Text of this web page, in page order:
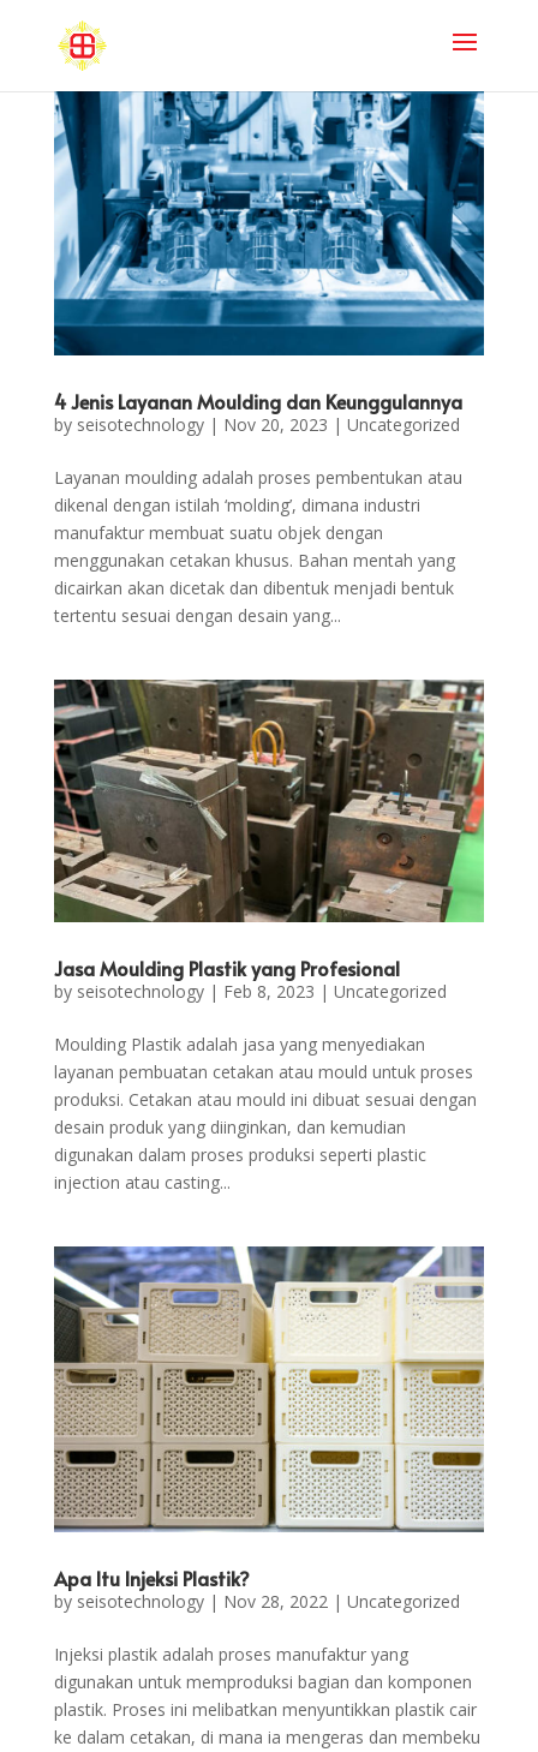
4 Jenis Layanan Moulding dan Keunggulannya
by seisotechnology| Nov 20, 2023 | Uncategorized
Layanan moulding adalah proses pembentukan atau
dikenal dengan istilah ‘molding’, dimana industri
manufaktur membuat suatu objek dengan
menggunakan cetakan khusus. Bahan mentah yang
dicairkan akan dicetak dan dibentuk menjadi bentuk
tertentu sesuai dengan desain yang...
Jasa Moulding Plastik yang Profesional
by seisotechnology| Feb 8, 2023 | Uncategorized
Moulding Plastik adalah jasa yang menyediakan
layanan pembuatan cetakan atau mould untuk proses
produksi. Cetakan atau mould ini dibuat sesuai dengan
desain produk yang diinginkan, dan kemudian
digunakan dalam proses produksi seperti plastic
injection atau casting...
Apa Itu Injeksi Plastik?
by seisotechnology| Nov 28, 2022| Uncategorized
Injeksi plastik adalah proses manufaktur yang
digunakan untuk memproduksi bagian dan komponen
plastik. Proses ini melibatkan menyuntikkan plastik cair
ke dalam cetakan, di mana ia mengeras dan membeku